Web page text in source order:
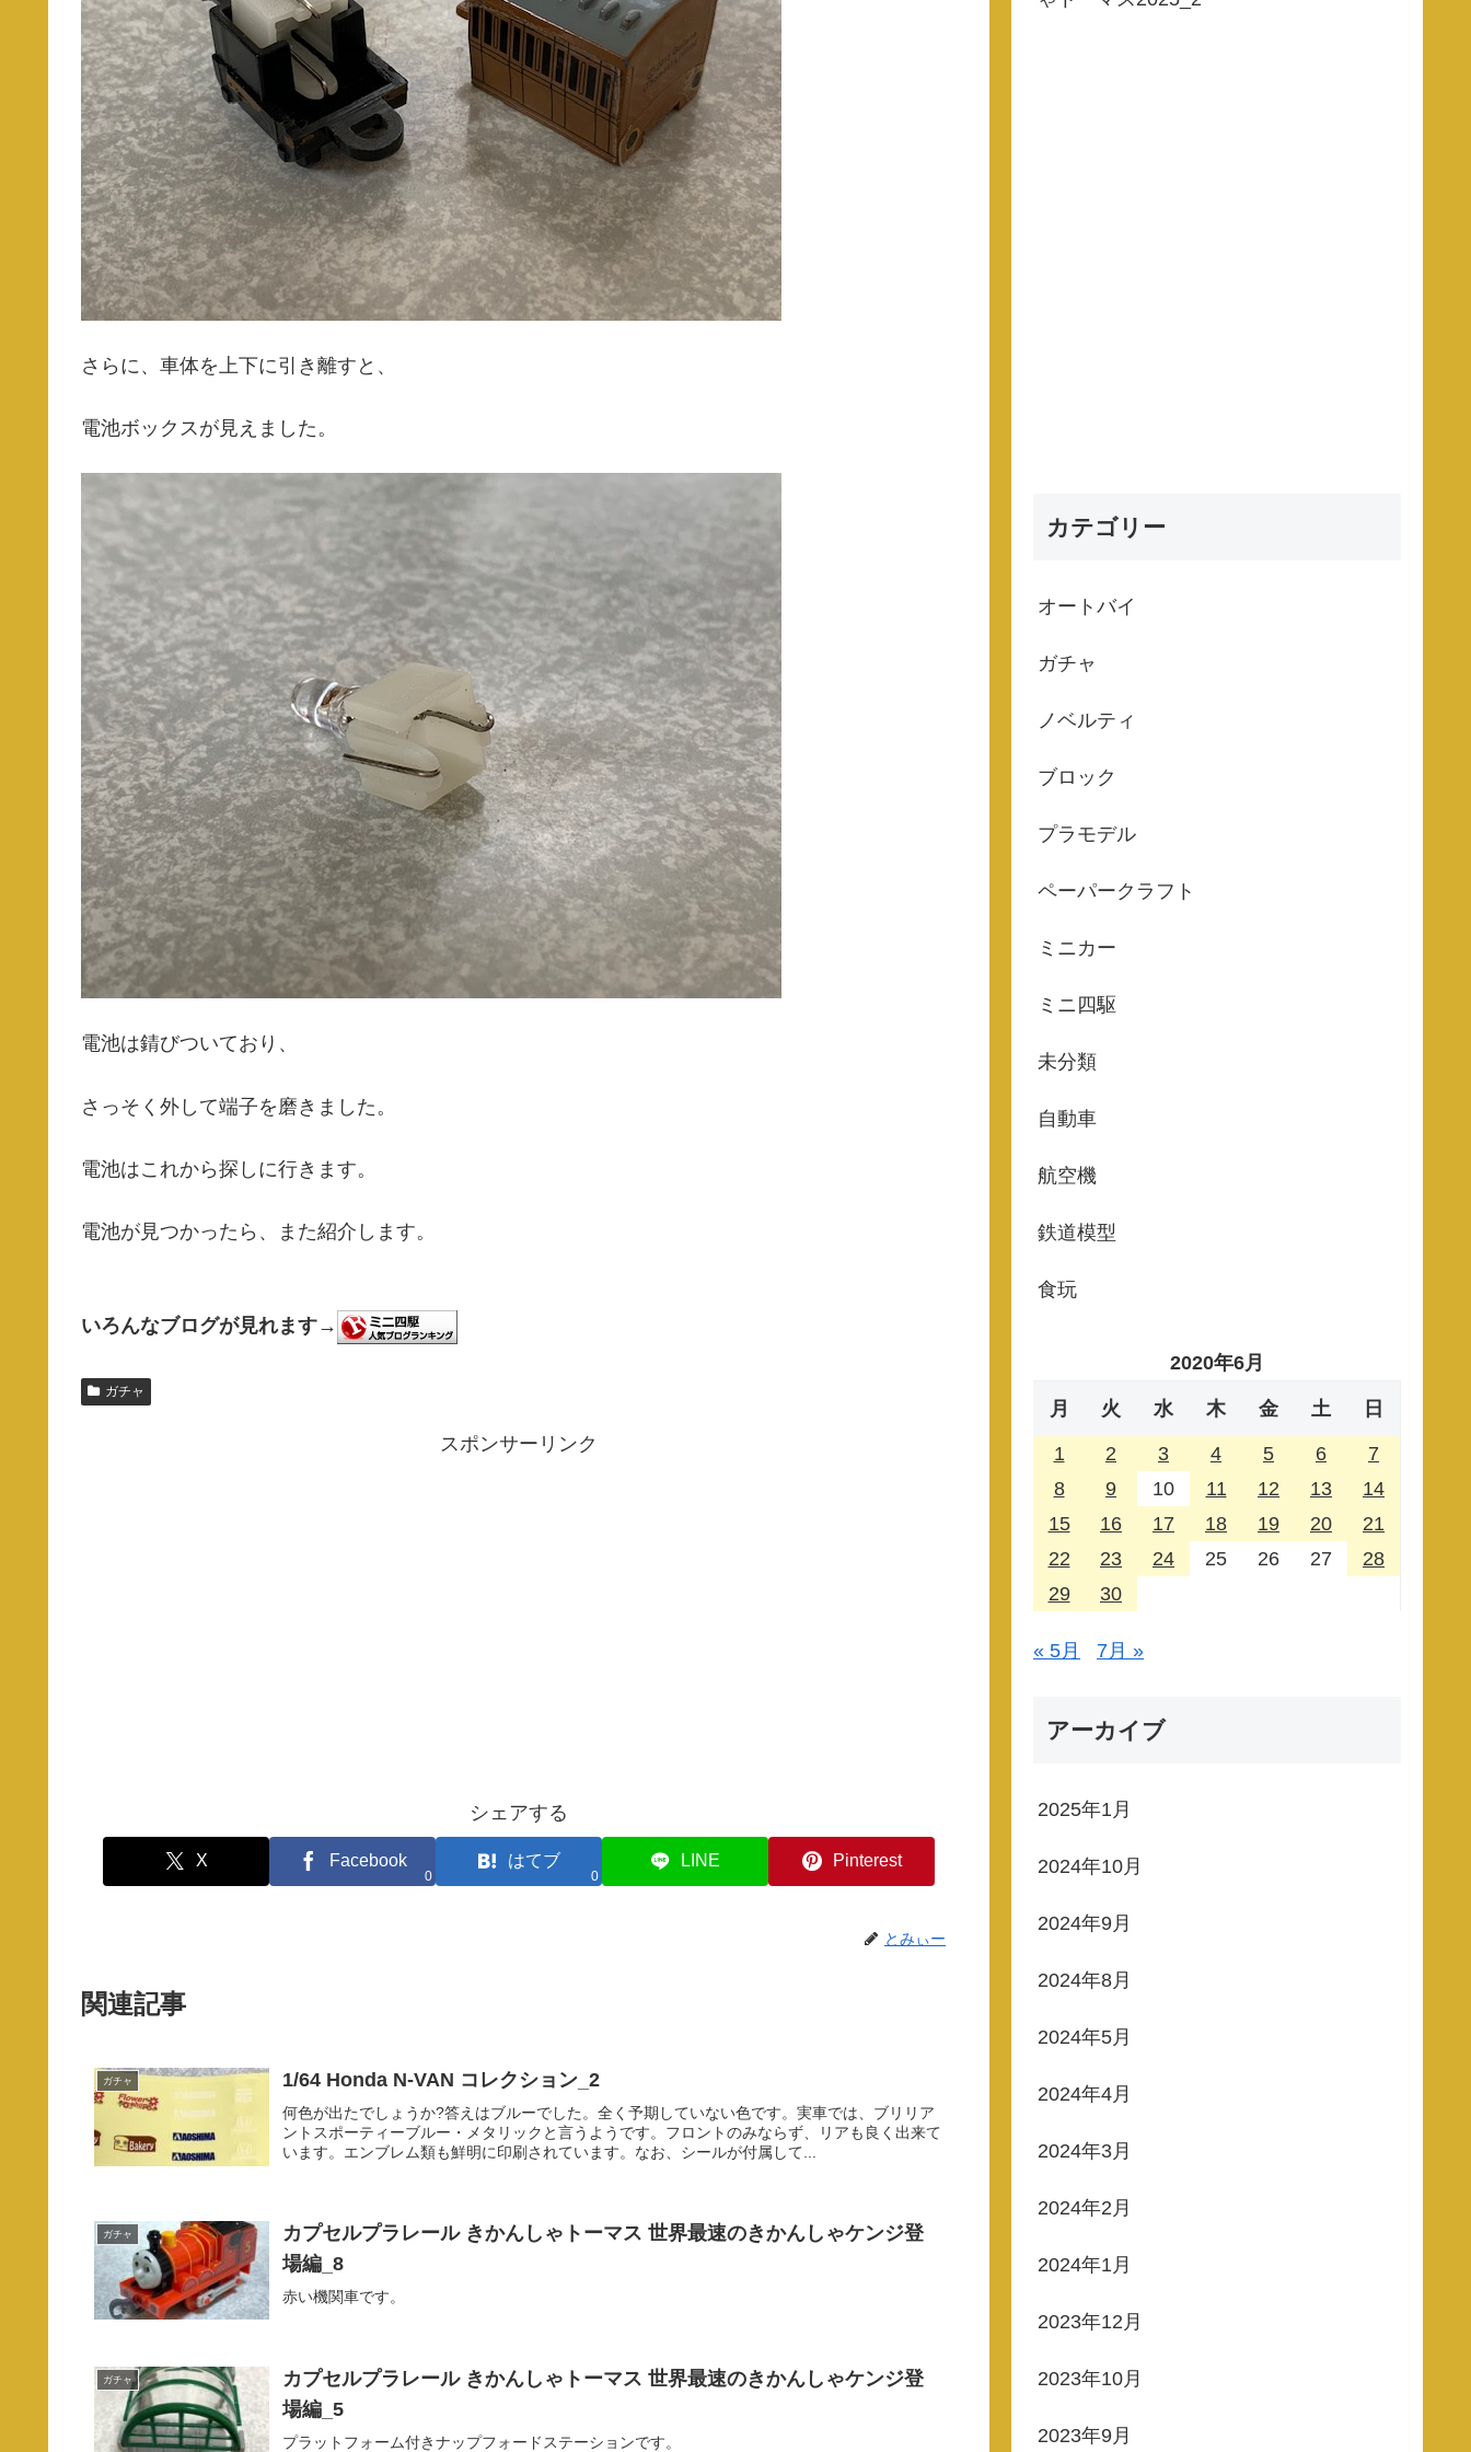
さらに、車体を上下に引き離すと、
電池ボックスが見えました。
電池は錆びついており、
さっそく外して端子を磨きました。
電池はこれから探しに行きます。
電池が見つかったら、また紹介します。
いろんなブログが見れます→
ガチャ
スポンサーリンク
シェアする
X Facebook
0
はてブ
0
LINE Pinterest
とみぃー
関連記事
ガチャ 1/64 Honda N-VAN コレクション_2
何色が出たでしょうか?答えはブルーでした。全く予期していない色です。実車では、ブリリア
ントスポーティーブルー・メタリックと言うようです。フロントのみならず、リアも良く出来て
います。エンブレム類も鮮明に印刷されています。なお、シールが付属して...
ガチャ
カプセルプラレール きかんしゃトーマス 世界最速のきかんしゃケンジ登
場編_8
赤い機関車です。
ガチャ
カプセルプラレール きかんしゃトーマス 世界最速のきかんしゃケンジ登
場編_5
プラットフォーム付きナップフォードステーションです。
カテゴリー
オートバイ
ガチャ
ノベルティ
ブロック
プラモデル
ペーパークラフト
ミニカー
ミニ四駆
未分類
自動車
航空機
鉄道模型
食玩
2020年6月
月 火 水 木 金 土 日
1 2 3 4 5 6
7
8
9 10 11 12 13
14
15
16 17 18 19 20
21
22
23 24 25 26 27
28
29
30
« 5月 7月 »
アーカイブ
2025年1月
2024年10月
2024年9月
2024年8月
2024年5月
2024年4月
2024年3月
2024年2月
2024年1月
2023年12月
2023年10月
2023年9月